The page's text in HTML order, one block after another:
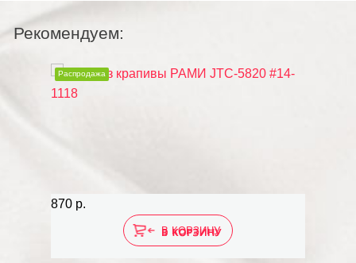
Рекомендуем:
870 р.
Распродажа
В КОРЗИНУ